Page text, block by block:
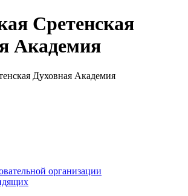
Сретенская
Академия
организации